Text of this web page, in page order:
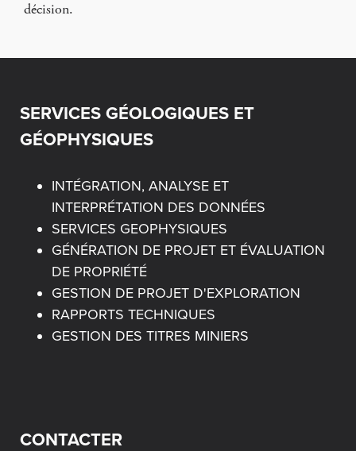
décision.
SERVICES GÉOLOGIQUES ET
GÉOPHYSIQUES
INTÉGRATION, ANALYSE ET
INTERPRÉTATION DES DONNÉES
SERVICES GEOPHYSIQUES
GÉNÉRATION DE PROJET ET ÉVALUATION
DE PROPRIÉTÉ
GESTION DE PROJET D'EXPLORATION
RAPPORTS TECHNIQUES
GESTION DES TITRES MINIERS
CONTACTER